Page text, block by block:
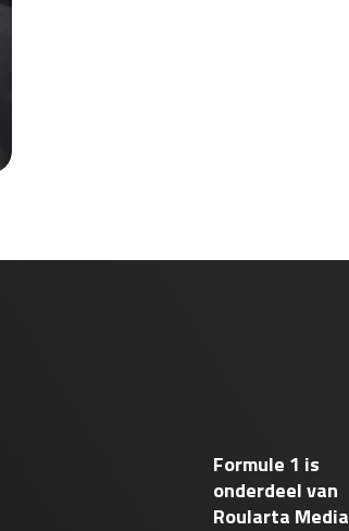
Formule 1 is
onderdeel van
Roularta Media